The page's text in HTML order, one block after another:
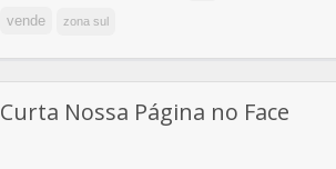
vende zona sul
Curta Nossa Página no Face